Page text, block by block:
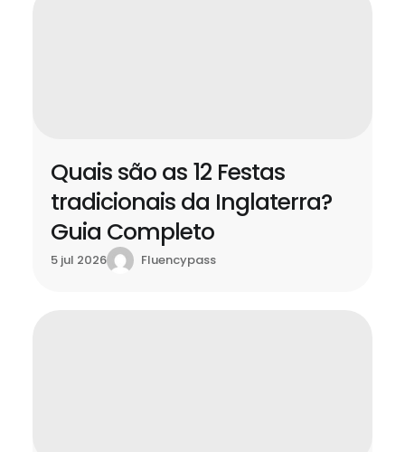
Quais são as 12 Festas
tradicionais da Inglaterra?
Guia Completo
Fluencypass
5 jul 2026